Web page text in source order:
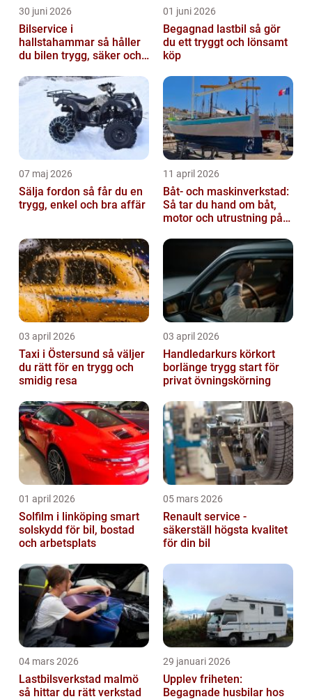
30 juni 2026
Bilservice i
hallstahammar så håller
du bilen trygg, säker och
01 juni 2026
Begagnad lastbil så gör
du ett tryggt och lönsamt
köp
07 maj 2026
Sälja fordon så får du en
trygg, enkel och bra affär
11 april 2026
Båt- och maskinverkstad:
Så tar du hand om båt,
motor och utrustning på
03 april 2026
Taxi i Östersund så väljer
du rätt för en trygg och
smidig resa
03 april 2026
Handledarkurs körkort
borlänge trygg start för
privat övningskörning
01 april 2026
Solfilm i linköping smart
solskydd för bil, bostad
och arbetsplats
05 mars 2026
Renault service -
säkerställ högsta kvalitet
för din bil
04 mars 2026
Lastbilsverkstad malmö
så hittar du rätt verkstad
29 januari 2026
Upplev friheten:
Begagnade husbilar hos